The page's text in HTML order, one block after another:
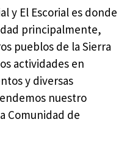
y El Escorial es donde
principalmente,
pueblos de la Sierra
actividades en
y diversas
nuestro
Comunidad de